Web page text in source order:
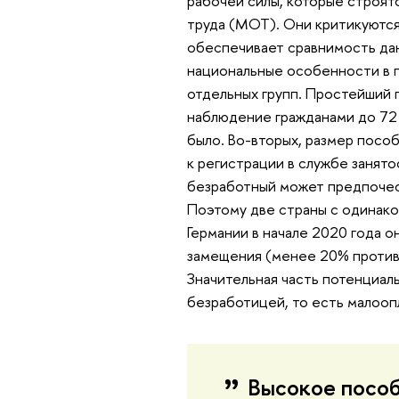
труда (МОТ). Они
обеспечивает сравнимость
национальные особенности в
отдельных групп. Простейший
наблюдение гражданами до 72
было. Во-вторых, размер
к регистрации в службе
безработный может
Поэтому две страны с
Германии в начале 2020 года
замещения (менее 20%
Значительная часть
безработицей, то есть
Высокое